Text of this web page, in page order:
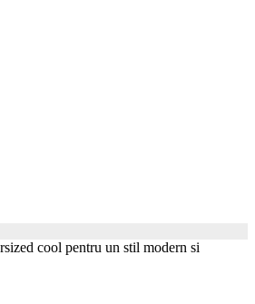
cool pentru un stil modern si